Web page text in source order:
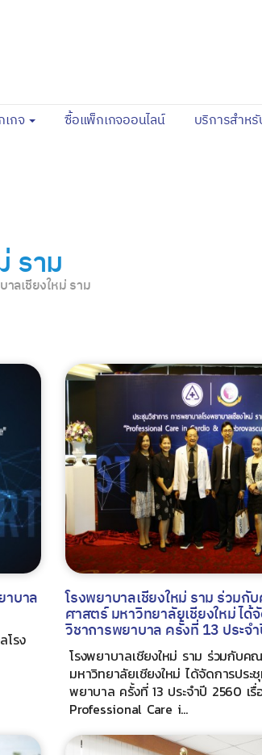
กจ ซื้อแพ็กเกจออนไลน์(current)บริการสำห
ราม
ลเชียงใหม่ ราม
าบาล
โรง
โรงพยาบาลเชียงใหม่ ราม ร่วม
ศาสตร์ มหาวิทยาลัยเชียงใหม่ ได้
วิชาการพยาบาล ครั้งที่ 13 ประจ
โรงพยาบาลเชียงใหม่ ราม ร่วมกับค
มหาวิทยาลัยเชียงใหม่ ได้จัดการประ
พยาบาล ครั้งที่ 13 ประจำปี 2560 เรื่
Professional Care i...